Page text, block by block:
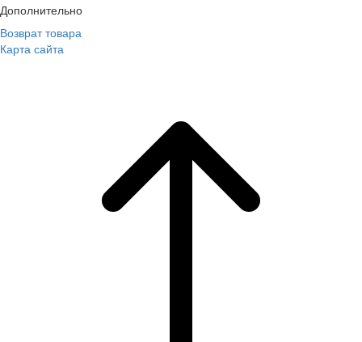
Дополнительно
Возврат товара
Карта сайта